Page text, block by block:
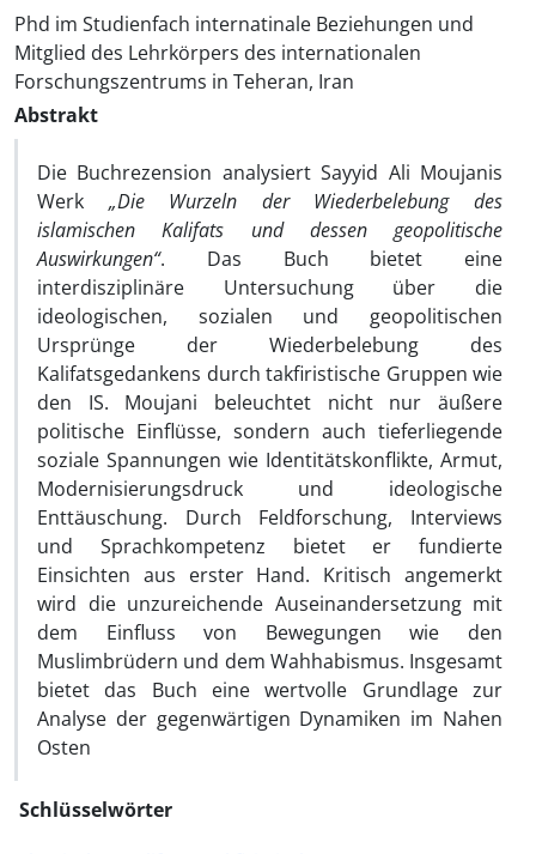
Phd im Studienfach internatinale Beziehungen und
Mitglied des Lehrkörpers des internationalen
Forschungszentrums in Teheran, Iran
Abstrakt
Die Buchrezension analysiert Sayyid Ali Moujanis
Werk „Die Wurzeln der Wiederbelebung des
islamischen Kalifats und dessen geopolitische
Auswirkungen“. Das Buch bietet eine
interdisziplinäre Untersuchung über die
ideologischen, sozialen und geopolitischen
Ursprünge der Wiederbelebung des
Kalifatsgedankens durch takfiristische Gruppen wie
den IS. Moujani beleuchtet nicht nur äußere
politische Einflüsse, sondern auch tieferliegende
soziale Spannungen wie Identitätskonflikte, Armut,
Modernisierungsdruck und ideologische
Enttäuschung. Durch Feldforschung, Interviews
und Sprachkompetenz bietet er fundierte
Einsichten aus erster Hand. Kritisch angemerkt
wird die unzureichende Auseinandersetzung mit
dem Einfluss von Bewegungen wie den
Muslimbrüdern und dem Wahhabismus. Insgesamt
bietet das Buch eine wertvolle Grundlage zur
Analyse der gegenwärtigen Dynamiken im Nahen
Osten
Schlüsselwörter